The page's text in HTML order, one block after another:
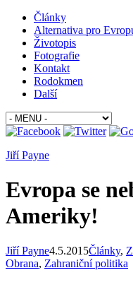
Články
Alternativa pro
Životopis
Fotografie
Kontakt
Rodokmen
Další
Jiří Payne
Evropa se
Ameriky!
Jiří Payne4.5.2015Články,
Obrana, Zahraniční politika